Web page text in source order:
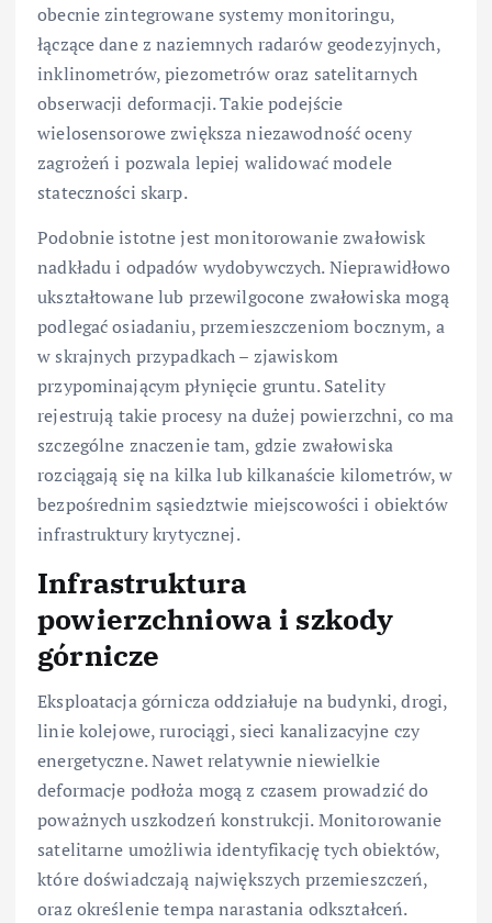
obecnie zintegrowane systemy monitoringu,
łączące dane z naziemnych radarów geodezyjnych,
inklinometrów, piezometrów oraz satelitarnych
obserwacji deformacji. Takie podejście
wielosensorowe zwiększa niezawodność oceny
zagrożeń i pozwala lepiej walidować modele
stateczności skarp.
Podobnie istotne jest monitorowanie zwałowisk
nadkładu i odpadów wydobywczych. Nieprawidłowo
ukształtowane lub przewilgocone zwałowiska mogą
podlegać osiadaniu, przemieszczeniom bocznym, a
w skrajnych przypadkach – zjawiskom
przypominającym płynięcie gruntu. Satelity
rejestrują takie procesy na dużej powierzchni, co ma
szczególne znaczenie tam, gdzie zwałowiska
rozciągają się na kilka lub kilkanaście kilometrów, w
bezpośrednim sąsiedztwie miejscowości i obiektów
infrastruktury krytycznej.
Infrastruktura
powierzchniowa i szkody
górnicze
Eksploatacja górnicza oddziałuje na budynki, drogi,
linie kolejowe, rurociągi, sieci kanalizacyjne czy
energetyczne. Nawet relatywnie niewielkie
deformacje podłoża mogą z czasem prowadzić do
poważnych uszkodzeń konstrukcji. Monitorowanie
satelitarne umożliwia identyfikację tych obiektów,
które doświadczają największych przemieszczeń,
oraz określenie tempa narastania odkształceń.